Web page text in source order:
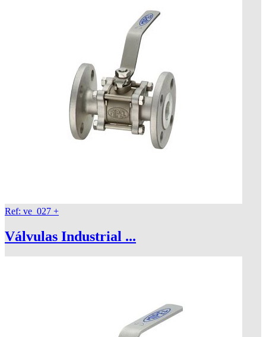
Ref: ve_027 +
Válvulas Industrial ...